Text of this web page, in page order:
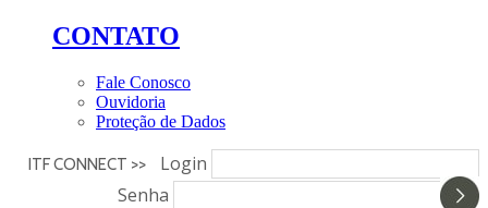
CONTATO
Fale Conosco
Ouvidoria
Proteção de Dados
ITF CONNECT >>
Login
Senha